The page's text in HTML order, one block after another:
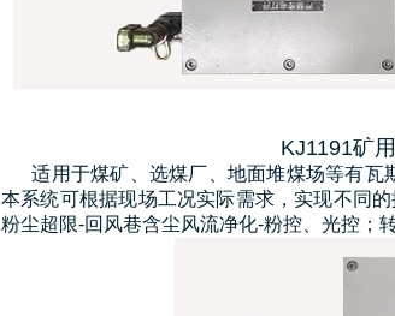
KJ1191矿
适用于煤矿、选煤厂、地面堆煤场等有瓦
本系统可根据现场工况实际需求，实现不同
粉尘超限-回风巷含尘风流净化-粉控、光控；